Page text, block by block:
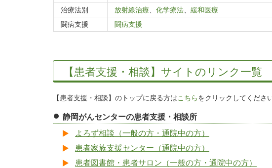
治療法別
放射線治療 化学療法
緩和医療
闘病支援
闘病支援
【患者支援・相談】サイトのリンク一覧
【患者支援・相談】のトップに戻る方はこちらをクリックしてくださ
静岡がんセンターの患者支援・相談所
よろず相談（一般の方・通院中の方）
患者家族支援センター（通院中の方）
患者図書館・患者サロン（一般の方・通院中の方）